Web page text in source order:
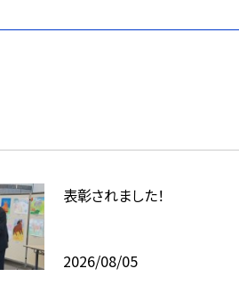
表彰されました！
2026/08/05